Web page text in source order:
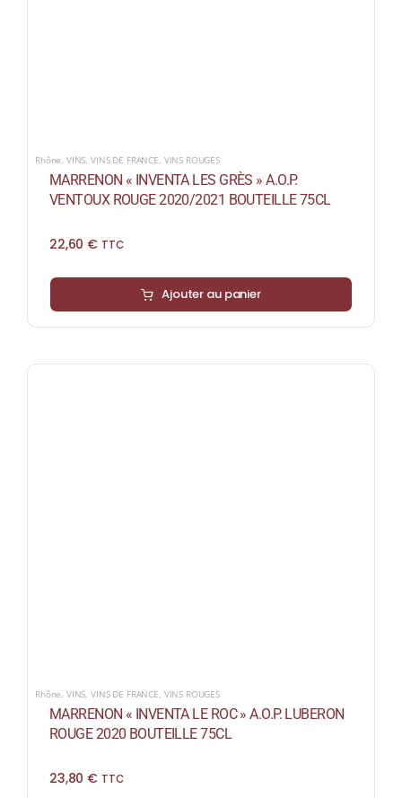
Rhône, VINS,VINS DE FRANCE, VINS ROUGES
MARRENON « INVENTA LES GRÈS » A.O.P.
VENTOUX ROUGE 2020/2021 BOUTEILLE 75CL
22,60 € TTC
Ajouter au panier
Rhône, VINS,VINS DE FRANCE, VINS ROUGES
MARRENON « INVENTA LE ROC » A.O.P. LUBERON
ROUGE 2020 BOUTEILLE 75CL
23,80 € TTC